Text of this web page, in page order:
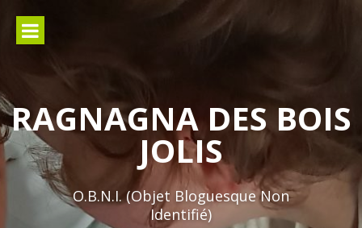
contenu
RAGNAGNA DES BOIS
JOLIS
O.B.N.I. (Objet Bloguesque Non
Identifié)